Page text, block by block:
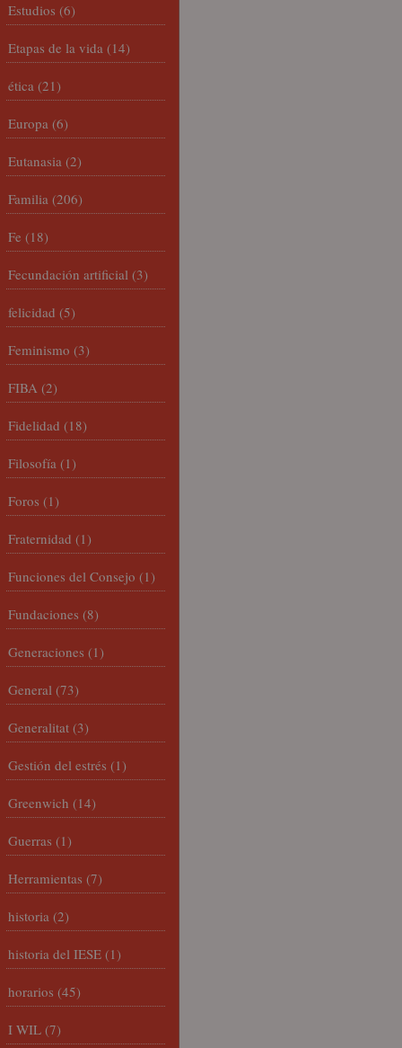
Estudios (6)
Etapas de la vida (14)
ética (21)
Europa (6)
Eutanasia (2)
Familia (206)
Fe (18)
Fecundación artificial (3)
felicidad (5)
Feminismo (3)
FIBA (2)
Fidelidad (18)
Filosofía (1)
Foros (1)
Fraternidad (1)
Funciones del Consejo (1)
Fundaciones (8)
Generaciones (1)
General (73)
Generalitat (3)
Gestión del estrés (1)
Greenwich (14)
Guerras (1)
Herramientas (7)
historia (2)
historia del IESE (1)
horarios (45)
I WIL (7)